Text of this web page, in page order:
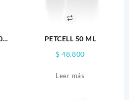
PETCELL 50 ML
$ 48.800
Leer más